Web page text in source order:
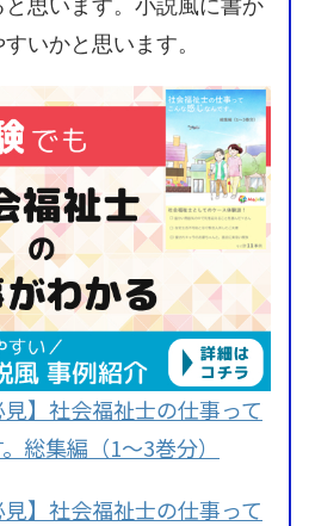
思います。小説風に書か
いかと思います。
見】社会福祉士の仕事って
総集編（1～3巻分）
見】社会福祉士の仕事って